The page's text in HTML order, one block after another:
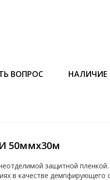
ВОПРОС НАЛИЧИЕ
50ммx30м
защитной
в качестве